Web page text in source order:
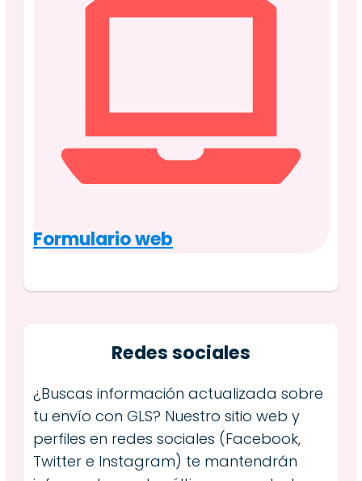
Formulario web
Redes sociales
¿Buscas información actualizada sobre
tu envío con GLS? Nuestro sitio web y
perfiles en redes sociales (Facebook,
Twitter e Instagram) te mantendrán